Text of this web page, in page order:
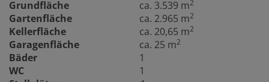
Grundfläche ca. 3.539 m2
Gartenfläche ca. 2.965 m2
Kellerfläche ca. 20,65 m2
Garagenfläche ca. 25 m2
Bäder
1
WC
1